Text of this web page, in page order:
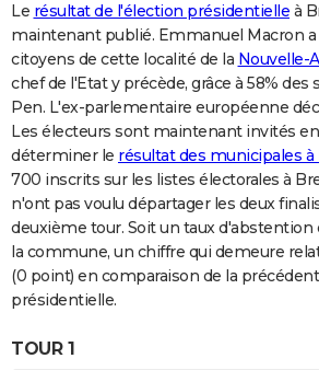
Le résultat de l'élection présidentielle à
maintenant publié. Emmanuel Macron
citoyens de cette localité de la Nouvelle-
chef de l'Etat y précède, grâce à 58% des
Pen. L'ex-parlementaire européenne
Les électeurs sont maintenant invités
déterminer le résultat des municipales à
700 inscrits sur les listes électorales à
n'ont pas voulu départager les deux
deuxième tour. Soit un taux d'abstention
la commune, un chiffre qui demeure
(0 point) en comparaison de la
présidentielle.
TOUR 1